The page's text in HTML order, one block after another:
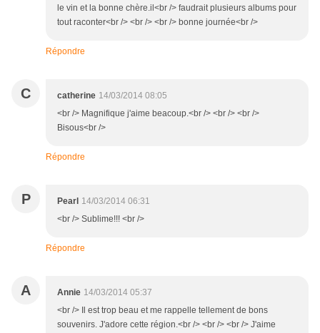
le vin et la bonne chère.il<br /> faudrait plusieurs albums pour
tout raconter<br /> <br /> <br /> bonne journée<br />
Répondre
C catherine 14/03/2014 08:05
<br /> Magnifique j'aime beacoup.<br /> <br /> <br />
Bisous<br />
Répondre
P Pearl 14/03/2014 06:31
<br /> Sublime!!! <br />
Répondre
A Annie 14/03/2014 05:37
<br /> Il est trop beau et me rappelle tellement de bons
souvenirs. J'adore cette région.<br /> <br /> <br /> J'aime